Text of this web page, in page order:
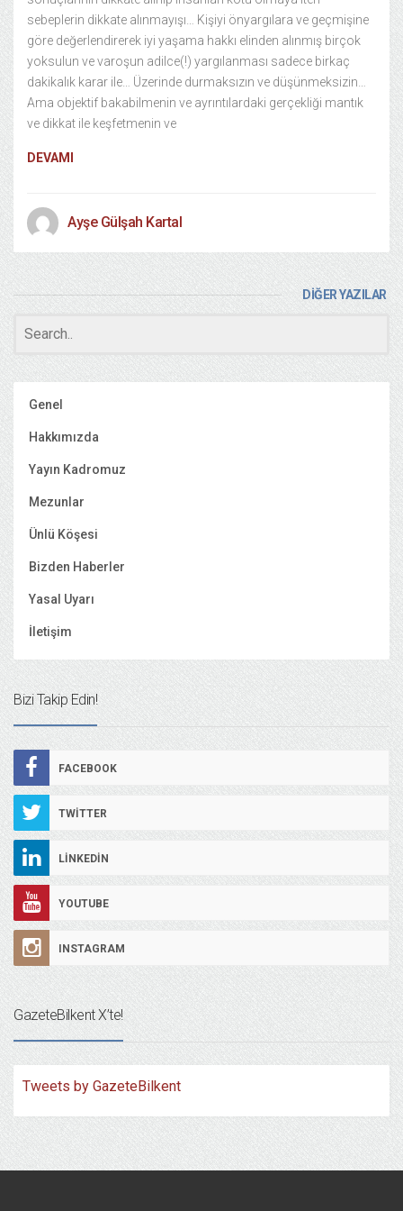
sebeplerin dikkate alınmayışı… Kişiyi önyargılara ve geçmişine
göre değerlendirerek iyi yaşama hakkı elinden alınmış birçok
yoksulun ve varoşun adilce(!) yargılanması sadece birkaç
dakikalık karar ile… Üzerinde durmaksızın ve düşünmeksizin…
Ama objektif bakabilmenin ve ayrıntılardaki gerçekliği mantık
ve dikkat ile keşfetmenin ve
DEVAMI
Ayşe Gülşah Kartal
DİĞER YAZILAR
Genel
Hakkımızda
Yayın Kadromuz
Mezunlar
Ünlü Köşesi
Bizden Haberler
Yasal Uyarı
İletişim
Bizi Takip Edin!
FACEBOOK
TWITTER
LINKEDIN
YOUTUBE
INSTAGRAM
GazeteBilkent X’te!
Tweets by GazeteBilkent